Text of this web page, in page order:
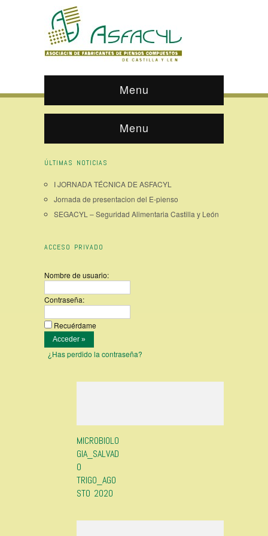
Menu
Menu
ÚLTIMAS NOTICIAS
I JORNADA TÉCNICA DE ASFACYL
Jornada de presentacion del E-pienso
SEGACYL – Seguridad Alimentaria Castilla y León
ACCESO PRIVADO
Nombre de usuario:
Contraseña:
Recuérdame
¿Has perdido la contraseña?
MICROBIOLO
GIA_SALVAD
O
TRIGO_AGO
STO 2020